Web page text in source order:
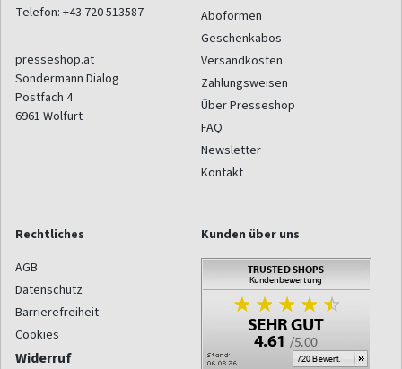
Telefon: +43 720 513587
presseshop.at
Sondermann Dialog
Postfach 4
6961 Wolfurt
Aboformen
Geschenkabos
Versandkosten
Zahlungsweisen
Über Presseshop
FAQ
Newsletter
Kontakt
Rechtliches
AGB
Datenschutz
Barrierefreiheit
Cookies
Widerruf
Kunden über uns